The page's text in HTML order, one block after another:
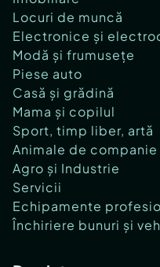
Locuri de muncă
Electronice și
Modă și frumusețe
Piese auto
Casă și grădină
Mama și copilul
Sport, timp liber, artă
Animale de companie
Agro și Industrie
Servicii
Echipamente
Închiriere bunuri și